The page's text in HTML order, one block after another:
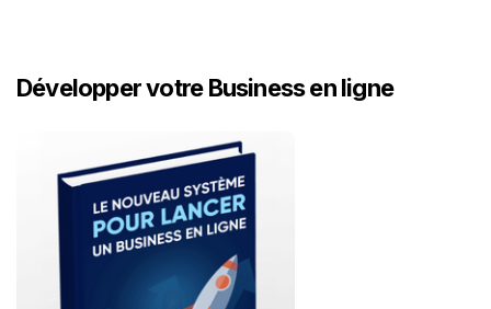
Développer votre Business en ligne